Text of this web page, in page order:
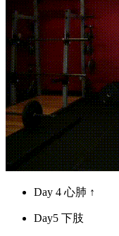
Day 4 心肺 ↑
Day5 下肢